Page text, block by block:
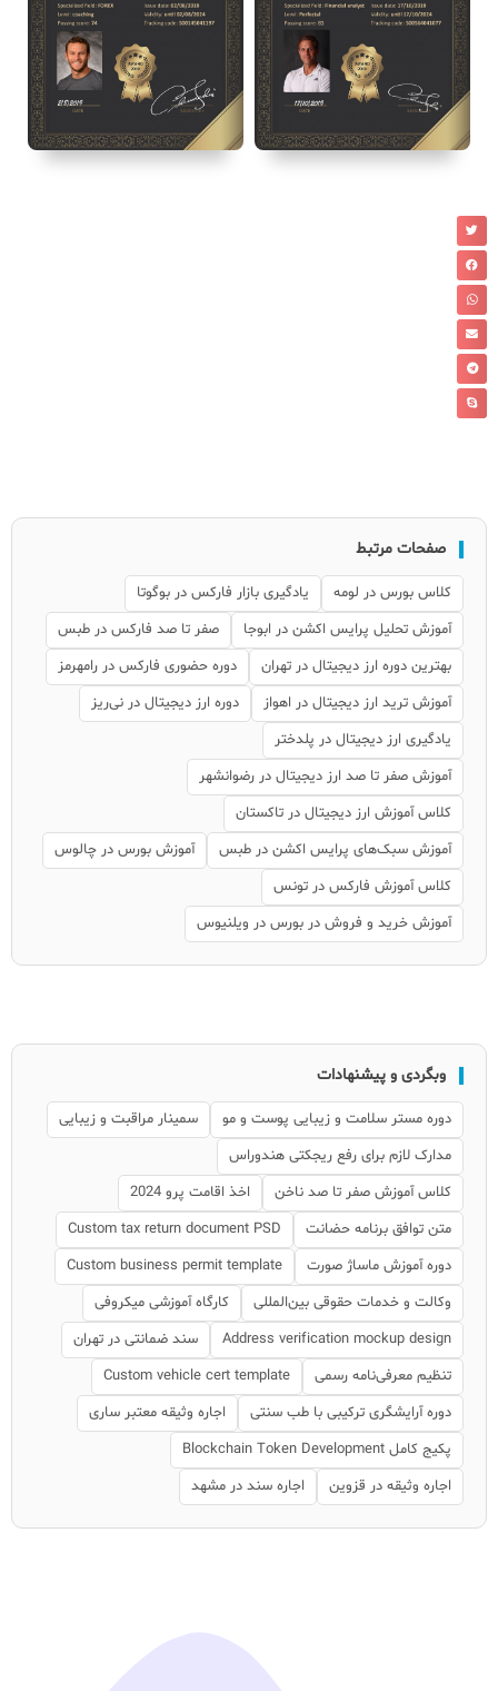
صفحات مرتبط
کلاس بورس در لومه
یادگیری بازار فارکس در بوگوتا
آموزش تحلیل پرایس اکشن در ابوجا
صفر تا صد فارکس در طبس
بهترین دوره ارز دیجیتال در تهران
دوره حضوری فارکس در رامهرمز
آموزش ترید ارز دیجیتال در اهواز
دوره ارز دیجیتال در نی‌ریز
یادگیری ارز دیجیتال در پلدختر
آموزش صفر تا صد ارز دیجیتال در رضوانشهر
کلاس آموزش ارز دیجیتال در تاکستان
آموزش سبک‌های پرایس اکشن در طبس
آموزش بورس در چالوس
کلاس آموزش فارکس در تونس
آموزش خرید و فروش در بورس در ویلنیوس
وبگردی و پیشنهادات
دوره مستر سلامت و زیبایی پوست و مو
سمینار مراقبت و زیبایی
مدارک لازم برای رفع ریجکتی هندوراس
کلاس آموزش صفر تا صد ناخن
اخذ اقامت پرو 2024
متن توافق برنامه حضانت
Custom tax return document PSD
دوره آموزش ماساژ صورت
Custom business permit template
وکالت و خدمات حقوقی بین‌المللی
کارگاه آموزشی میکروفی
Address verification mockup design
سند ضمانتی در تهران
تنظیم معرفی‌نامه رسمی
Custom vehicle cert template
دوره آرایشگری ترکیبی با طب سنتی
اجاره وثیقه معتبر ساری
پکیج کامل Blockchain Token Development
اجاره وثیقه در قزوین
اجاره سند در مشهد